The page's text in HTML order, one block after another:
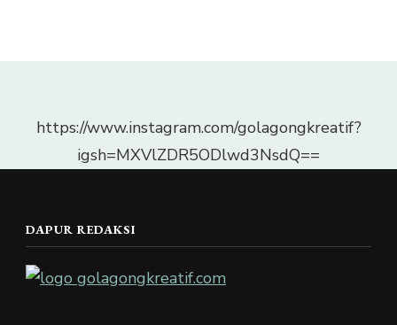
https://www.instagram.com/golagongkreatif?
igsh=MXVlZDR5ODlwd3NsdQ==
DAPUR REDAKSI